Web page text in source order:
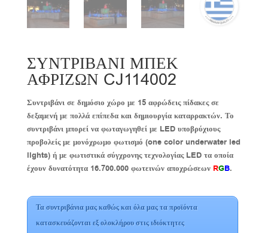
ΣΥΝΤΡΙΒΑΝΙ ΜΠΕΚ
ΑΦΡΙΖΩΝ CJ114002
Συντριβάνι σε δημόσιο χώρο με 15 αφρώδεις πίδακες σε
δεξαμενή με πολλά επίπεδα και δημιουργία καταρρακτών. Το
συντριβάνι μπορεί να φωταγωγηθεί με LED υποβρύχιους
προβολείς με μονόχρωμο φωτισμό (one color underwater led
lights) ή με φωτιστικά σύγχρονης τεχνολογίας LED τα οποία
έχουν δυνατότητα 16.700.000 φωτεινών αποχρώσεων RGB.
Τα συντριβάνια μας καθώς και όλα μας τα προϊόντα
κατασκευάζονται εξ ολοκλήρου στις ιδιόκτητες